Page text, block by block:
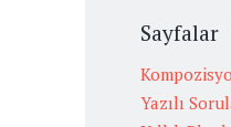
Sayfalar
Yazılı